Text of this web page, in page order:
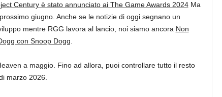
Century è stato annunciato ai The Game Awards 2024Ma
giugno. Anche se le notizie di oggi segnano un
mentre RGG lavora al lancio, noi siamo ancora Non
con Snoop Dogg
a maggio. Fino ad allora, puoi controllare tutto il resto
marzo 2026.